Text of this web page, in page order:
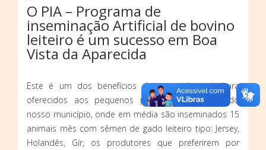
O PIA – Programa de
inseminação Artificial de bovino
leiteiro é um sucesso em Boa
Vista da Aparecida
Este é um dos benefícios do setor de agricultura
oferecidos aos pequenos produtores de leite do
nosso município, onde em média são inseminados 15
animais mês com sêmen de gado leiteiro tipo: Jersey,
Holandês, Gír, os produtores que preferirem por